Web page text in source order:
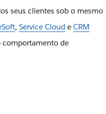
seus clientes sob o mesmo
,Service Cloud eCRM
comportamento de